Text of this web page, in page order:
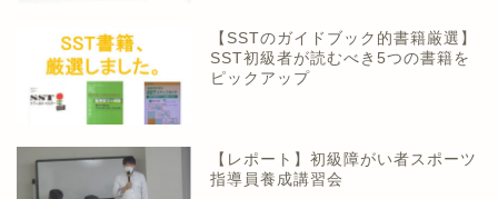
【SSTのガイドブック的書籍厳選】
SST初級者が読むべき5つの書籍を
ピックアップ
【レポート】初級障がい者スポーツ
指導員養成講習会